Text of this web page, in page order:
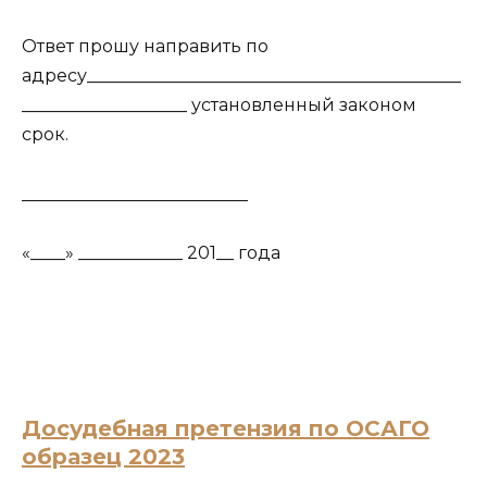
Ответ прошу направить по
адресу___________________________________________
___________________ установленный законом
срок.
«____» ____________ 201__ года
Досудебная претензия по ОСАГО
образец 2023